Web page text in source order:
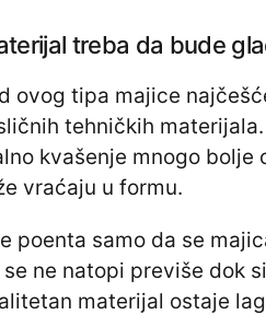
treba da bude
ovog tipa majice
tehničkih
kvašenje mnogo bolje
vraćaju u formu.
poenta samo da se
se ne natopi previše dok
materijal ostaje